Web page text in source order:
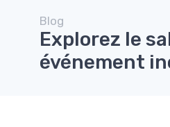
Blog
Explorez le
événement